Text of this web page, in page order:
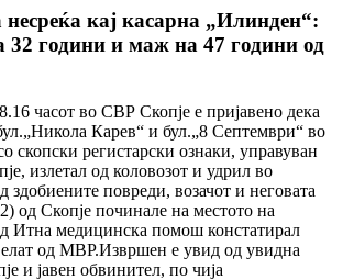
кај касарна „Илинден“:
32 години и маж на 47 години од
часот во СВР Скопје е пријавено дека
Карев“ и бул.„8 Септември“ во
скопски регистарски ознаки, управуван
излетал од коловозот и удрил во
здобиените повреди, возачот и неговата
од Скопје починале на местото на
Итна медицинска помош констатирал
од МВР.Извршен е увид од увидна
и јавен обвинител, по чија